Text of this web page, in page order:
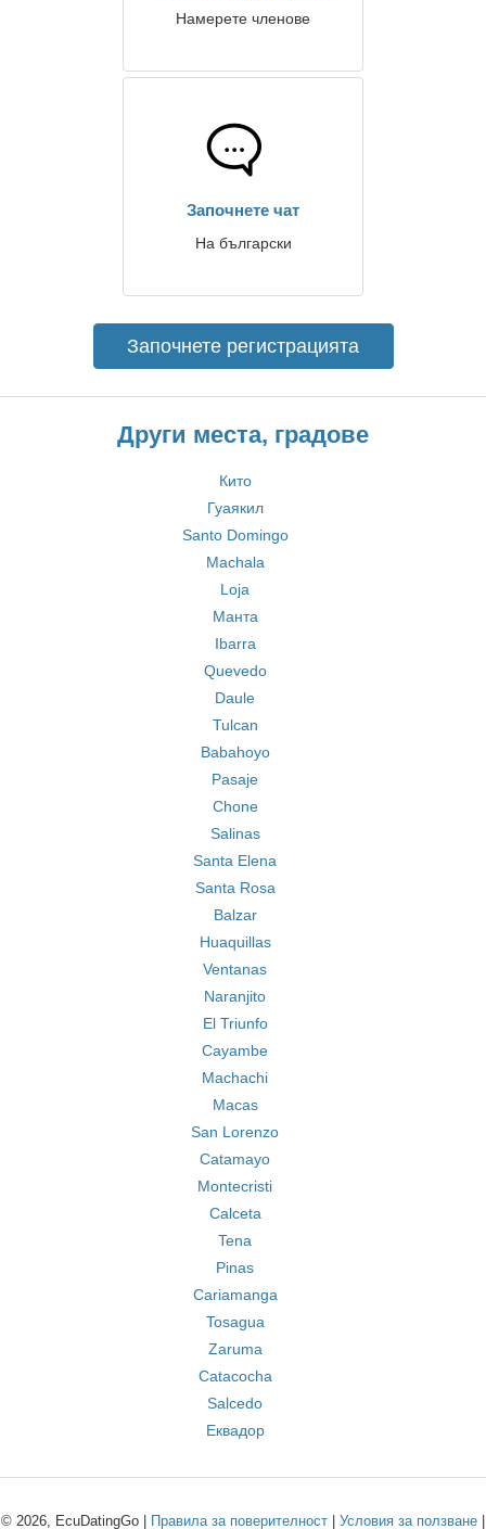
Намерете членове
Започнете чат
На български
Започнете регистрацията
Други места, градове
Кито
Гуаякил
Santo Domingo
Machala
Loja
Mанта
Ibarra
Quevedo
Daule
Tulcan
Babahoyo
Pasaje
Chone
Salinas
Santa Elena
Santa Rosa
Balzar
Huaquillas
Ventanas
Naranjito
El Triunfo
Cayambe
Machachi
Macas
San Lorenzo
Catamayo
Montecristi
Calceta
Tena
Pinas
Cariamanga
Tosagua
Zaruma
Catacocha
Salcedo
Еквадор
© 2026, EcuDatingGo | Правила за поверителност Условия за ползване